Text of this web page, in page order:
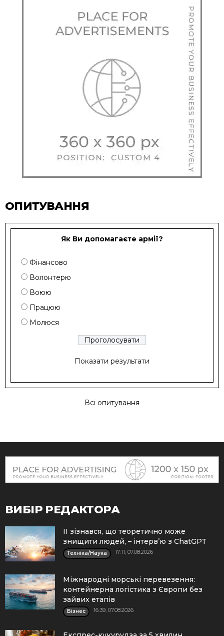
ОПИТУВАННЯ
Як Ви допомагаєте армії?
Фінансово
Волонтерю
Воюю
Працюю
Молюся
Показати результати
Всі опитування
ВИБІР РЕДАКТОРА
ІІ зізнався, що теоретично може
знищити людей, – інтерв’ю з ChatGPT
Техніка/Наука 17:11, 07.08.2026
Міжнародні морські перевезення:
контейнерна логістика з Європи без
зайвих етапів
Бізнес 16:39, 07.08.2026